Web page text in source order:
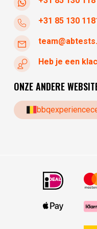
+31 85 130
Heb je een
ONZE ANDERE